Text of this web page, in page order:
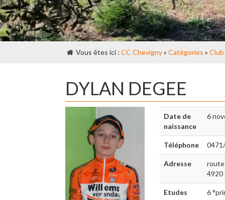
Vous êtes ici : CC Chevigny» Catégories » Club
DYLAN DEGEE
Date de
naissance
6
Téléphone
Adresse
route
4920
Etudes 6